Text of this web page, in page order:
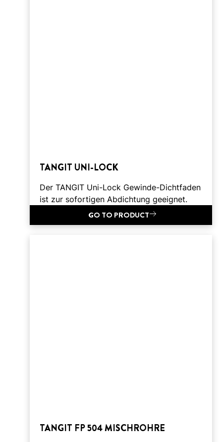
TANGIT UNI-LOCK
Der TANGIT Uni-Lock Gewinde-Dichtfaden
ist zur sofortigen Abdichtung geeignet.
GO TO PRODUCT
TANGIT FP 504 MISCHROHRE